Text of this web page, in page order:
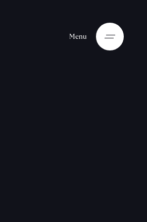
Menu